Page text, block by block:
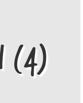
(4)